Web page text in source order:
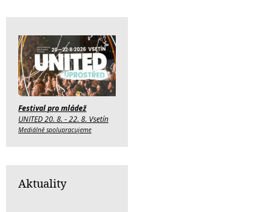
Festival pro mládež
UNITED 20. 8. - 22. 8. Vsetín
Mediálně spolupracujeme
Aktuality